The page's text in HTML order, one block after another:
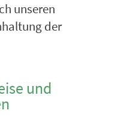
unseren
der
und